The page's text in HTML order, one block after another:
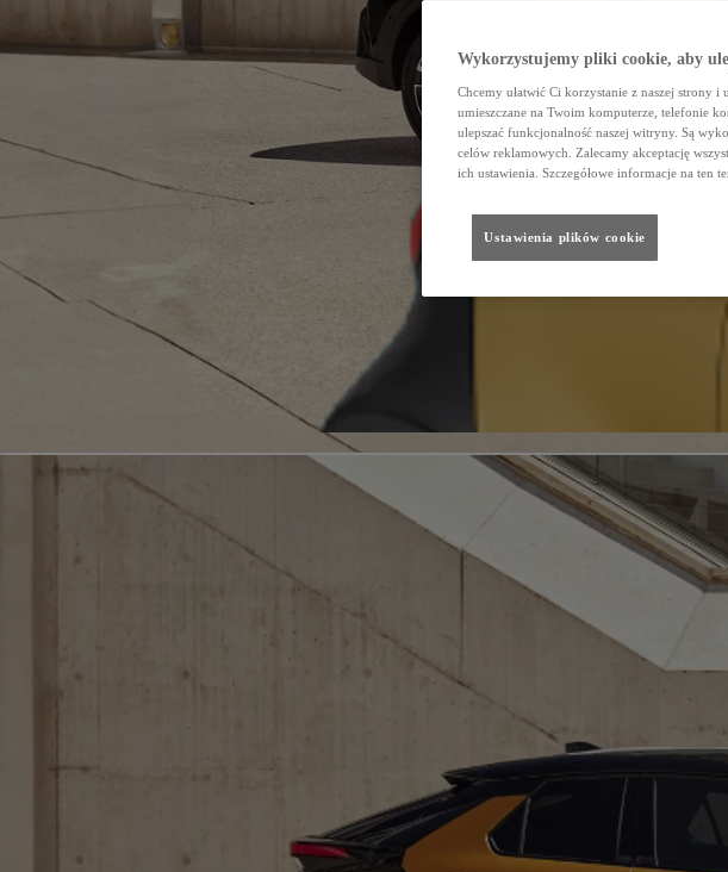
Wykorzystujemy pliki cookie, aby
Chcemy ułatwić Ci korzystanie z naszej strony
umieszczane na Twoim komputerze, telefonie
ulepszać funkcjonalność naszej witryny. Są
celów reklamowych. Zalecamy akceptację
ich ustawienia. Szczegółowe informacje na ten
Ustawienia plików cookie